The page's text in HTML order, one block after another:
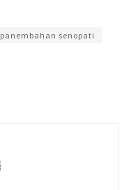
panembahan senopati